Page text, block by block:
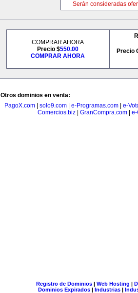
Serán consideradas
COMPRAR AHORA
Precio $550.00
COMPRAR AHORA
Precio
Otros dominios en venta:
PagoX.com
solo9.com e-Programas.com
e-
Comercios.biz| GranCompra.com| e-
Registro de Dominios| Web Hosting |
Dominios Expirados | Industrias |